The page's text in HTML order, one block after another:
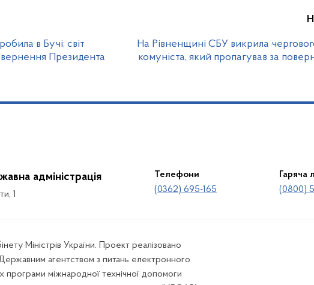
в Бучі; світ
Президента
На Рівненщині СБУ викрила
комуніста, який пропагував за
адміністрація
1
Телефони
(0362) 695-165
Гаряча
(0800)
Міністрів України. Проект реалізовано
агентством з питань електронного
програми міжнародної технічної допомоги